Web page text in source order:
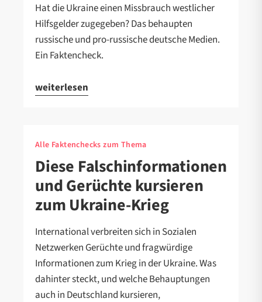
Hat die Ukraine einen Missbrauch westlicher
Hilfsgelder zugegeben? Das behaupten
russische und pro-russische deutsche Medien.
Ein Faktencheck.
weiterlesen
Alle Faktenchecks zum Thema
Diese Falschinformationen
und Gerüchte kursieren
zum Ukraine-Krieg
International verbreiten sich in Sozialen
Netzwerken Gerüchte und fragwürdige
Informationen zum Krieg in der Ukraine. Was
dahinter steckt, und welche Behauptungen
auch in Deutschland kursieren,